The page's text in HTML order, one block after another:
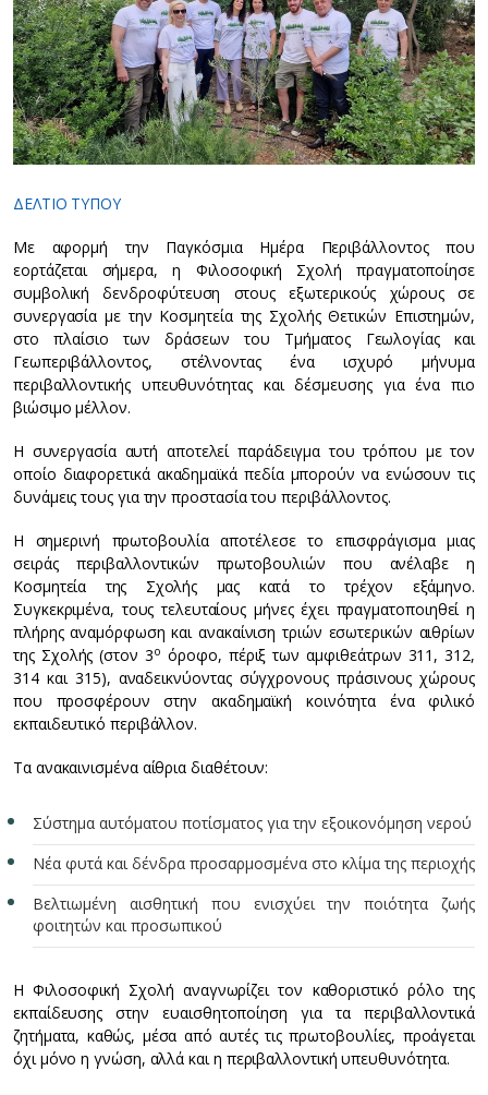
ΔΕΛΤΙΟ ΤΥΠΟΥ
Με αφορμή την Παγκόσμια Ημέρα Περιβάλλοντος που
εορτάζεται σήμερα, η Φιλοσοφική Σχολή πραγματοποίησε
συμβολική δενδροφύτευση στους εξωτερικούς χώρους σε
συνεργασία με την Κοσμητεία της Σχολής Θετικών Επιστημών,
στο πλαίσιο των δράσεων του Τμήματος Γεωλογίας και
Γεωπεριβάλλοντος, στέλνοντας ένα ισχυρό μήνυμα
περιβαλλοντικής υπευθυνότητας και δέσμευσης για ένα πιο
βιώσιμο μέλλον.
Η συνεργασία αυτή αποτελεί παράδειγμα του τρόπου με τον
οποίο διαφορετικά ακαδημαϊκά πεδία μπορούν να ενώσουν τις
δυνάμεις τους για την προστασία του περιβάλλοντος.
Η σημερινή πρωτοβουλία αποτέλεσε το επισφράγισμα μιας
σειράς περιβαλλοντικών πρωτοβουλιών που ανέλαβε η
Κοσμητεία της Σχολής μας κατά το τρέχον εξάμηνο.
Συγκεκριμένα, τους τελευταίους μήνες έχει πραγματοποιηθεί η
πλήρης αναμόρφωση και ανακαίνιση τριών εσωτερικών αιθρίων
της Σχολής (στον 3ο όροφο, πέριξ των αμφιθεάτρων 311, 312,
314 και 315), αναδεικνύοντας σύγχρονους πράσινους χώρους
που προσφέρουν στην ακαδημαϊκή κοινότητα ένα φιλικό
εκπαιδευτικό περιβάλλον.
Τα ανακαινισμένα αίθρια διαθέτουν:
Σύστημα αυτόματου ποτίσματος για την εξοικονόμηση νερού
Νέα φυτά και δένδρα προσαρμοσμένα στο κλίμα της περιοχής
Βελτιωμένη αισθητική που ενισχύει την ποιότητα ζωής
φοιτητών και προσωπικού
Η Φιλοσοφική Σχολή αναγνωρίζει τον καθοριστικό ρόλο της
εκπαίδευσης στην ευαισθητοποίηση για τα περιβαλλοντικά
ζητήματα, καθώς, μέσα από αυτές τις πρωτοβουλίες, προάγεται
όχι μόνο η γνώση, αλλά και η περιβαλλοντική υπευθυνότητα.